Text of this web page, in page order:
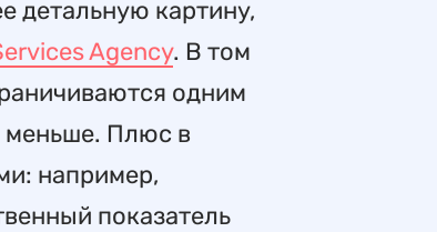
детальную картину,
Agency. В том
одним
меньше. Плюс в
например,
показатель